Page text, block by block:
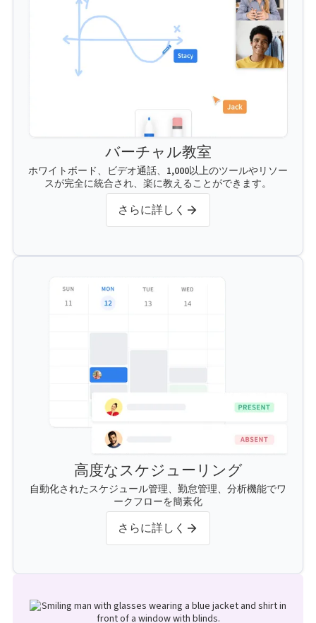
バーチャル教室
ホワイトボード、ビデオ通話、1,000以上のツールやリソー
スが完全に統合され、楽に教えることができます。
さらに詳しく
高度なスケジューリング
自動化されたスケジュール管理、勤怠管理、分析機能でワ
ークフローを簡素化
さらに詳しく